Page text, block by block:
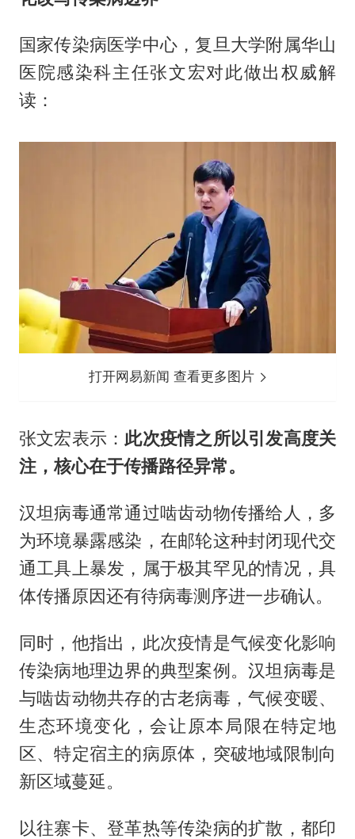
国家传染病医学中心，复旦大学附属华山
医院感染科主任张文宏对此做出权威解
读：
打开网易新闻 查看更多图片
张文宏表示：此次疫情之所以引发高度关
注，核心在于传播路径异常。
汉坦病毒通常通过啮齿动物传播给人，多
为环境暴露感染，在邮轮这种封闭现代交
通工具上暴发，属于极其罕见的情况，具
体传播原因还有待病毒测序进一步确认。
同时，他指出，此次疫情是气候变化影响
传染病地理边界的典型案例。汉坦病毒是
与啮齿动物共存的古老病毒，气候变暖、
生态环境变化，会让原本局限在特定地
区、特定宿主的病原体，突破地域限制向
新区域蔓延。
以往寨卡、登革热等传染病的扩散，都印